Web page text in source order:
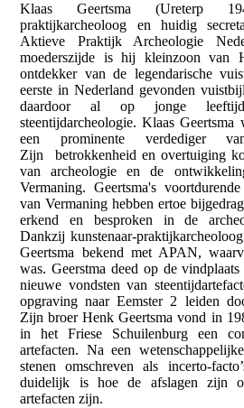
Klaas Geertsma (Ureterp
praktijkarcheoloog en huidig
Aktieve Praktijk Archeologie
moederszijde is hij kleinzoon van
ontdekker van de legendarische
eerste in Nederland gevonden
daardoor al op jonge
steentijdarcheologie. Klaas
een prominente verdediger
Zijn betrokkenheid en overtuiging
van archeologie en de
Vermaning. Geertsma's
van Vermaning hebben ertoe
erkend en besproken in de
Dankzij kunstenaar-
Geertsma bekend met APAN,
was. Geerstma deed op de
nieuwe vondsten van
opgraving naar Eemster 2 leiden
Zijn broer Henk Geertsma vond in
in het Friese Schuilenburg een
artefacten. Na een
stenen omschreven als incerto-
duidelijk is hoe de afslagen zijn
artefacten zijn.